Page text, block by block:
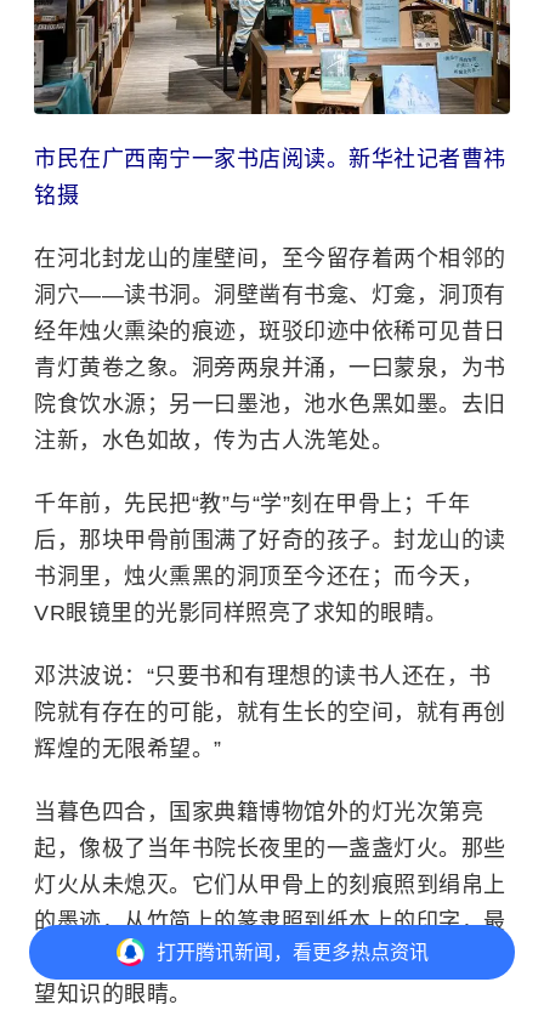
市民在广西南宁一家书店阅读。新华社记者曹祎
铭摄
在河北封龙山的崖壁间，至今留存着两个相邻的
洞穴——读书洞。洞壁凿有书龛、灯龛，洞顶有
经年烛火熏染的痕迹，斑驳印迹中依稀可见昔日
青灯黄卷之象。洞旁两泉并涌，一曰蒙泉，为书
院食饮水源；另一曰墨池，池水色黑如墨。去旧
注新，水色如故，传为古人洗笔处。
千年前，先民把“教”与“学”刻在甲骨上；千年
后，那块甲骨前围满了好奇的孩子。封龙山的读
书洞里，烛火熏黑的洞顶至今还在；而今天，
VR眼镜里的光影同样照亮了求知的眼睛。
邓洪波说：“只要书和有理想的读书人还在，书
院就有存在的可能，就有生长的空间，就有再创
辉煌的无限希望。”
当暮色四合，国家典籍博物馆外的灯光次第亮
起，像极了当年书院长夜里的一盏盏灯火。那些
灯火从未熄灭。它们从甲骨上的刻痕照到绢帛上
的墨迹，从竹简上的篆隶照到纸本上的印字，最
终化作展厅里每一个驻足凝视的身影、每一双渴
望知识的眼睛。
打开腾讯新闻，看更多热点资讯